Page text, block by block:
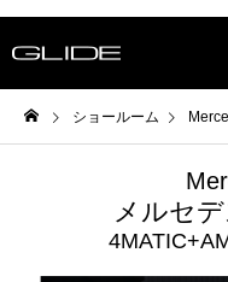
ショールーム
メルセ